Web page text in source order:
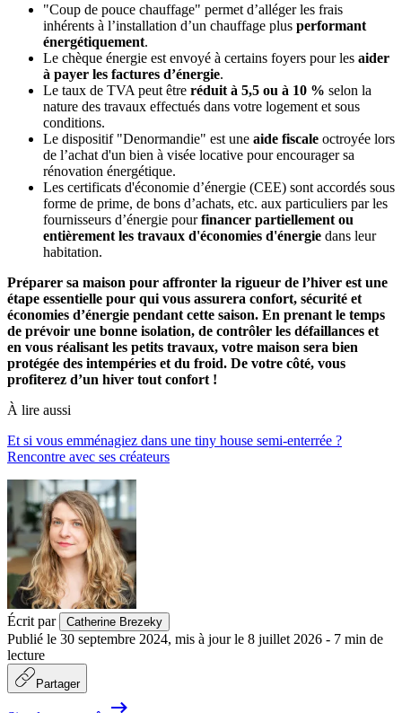
"Coup de pouce chauffage" permet d’alléger les frais
inhérents à l’installation d’un chauffage plus performant
énergétiquement.
Le chèque énergie est envoyé à certains foyers pour les aider
à payer les factures d’énergie.
Le taux de TVA peut être réduit à 5,5 ou à 10 % selon la
nature des travaux effectués dans votre logement et sous
conditions.
Le dispositif "Denormandie" est une aide fiscale octroyée lors
de l’achat d'un bien à visée locative pour encourager sa
rénovation énergétique.
Les certificats d'économie d’énergie (CEE) sont accordés sous
forme de prime, de bons d’achats, etc. aux particuliers par les
fournisseurs d’énergie pourfinancer partiellement ou
entièrement les travaux d'économies d'énergie dans leur
habitation.
Préparer sa maison pour affronter la rigueur de l’hiver est une
étape essentielle pour qui vous assurera confort, sécurité et
économies d’énergie pendant cette saison. En prenant le temps
de prévoir une bonne isolation, de contrôler les défaillances et
en vous réalisant les petits travaux, votre maison sera bien
protégée des intempéries et du froid. De votre côté, vous
profiterez d’un hiver tout confort !
À lire aussi
Et si vous emménagiez dans une tiny house semi-enterrée ?
Rencontre avec ses créateurs
Écrit par Catherine Brezeky
Publié le 30 septembre 2024, mis à jour le 8 juillet 2026 - 7 min de
lecture
Partager